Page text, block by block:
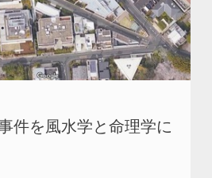
件を風水学と命理学に